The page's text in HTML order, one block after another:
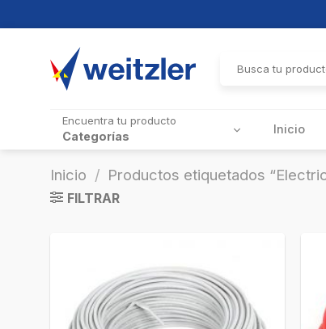
por:
Encuentra tu producto
Categorías Inicio
Inicio / Productos etiquetados
FILTRAR